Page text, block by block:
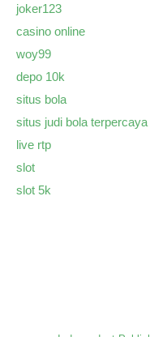
joker123
casino online
woy99
depo 10k
situs bola
situs judi bola terpercaya
live rtp
slot
slot 5k